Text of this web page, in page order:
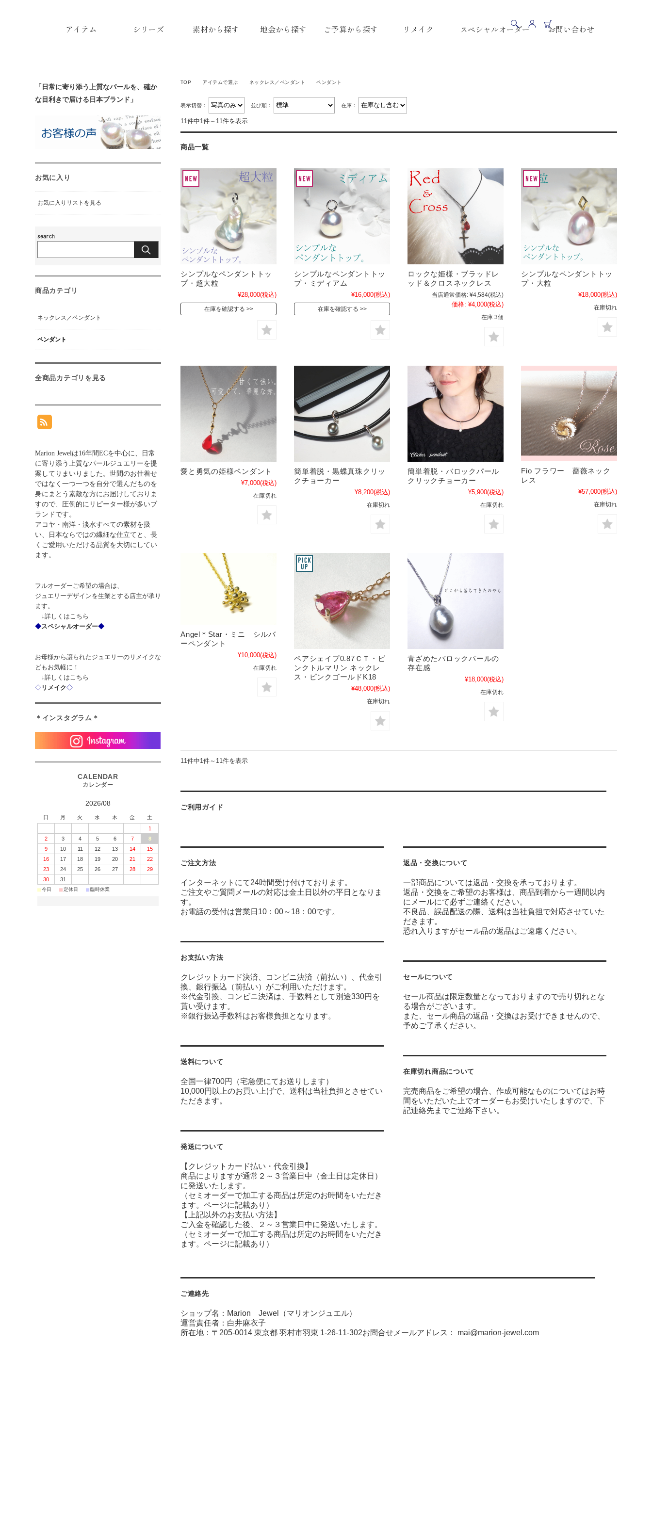
アイテム シリーズ 素材から探す 地金から探す ご予算から探す リメイク スペシャルオーダー お問い合わせ
TOP アイテムで選ぶ ネックレス／ペンダント ペンダント
表示切替： 並び順： 在庫：
11件中1件～11件を表示
商品一覧
シンプルなペンダントトッ
プ・超大粒
¥28,000(税込)
在庫を確認する
シンプルなペンダントトッ
プ・ミディアム
¥16,000(税込)
在庫を確認する
ロックな姫様・ブラッドレ
ッド＆クロスネックレス
当店通常価格: ¥4,584(税込)
価格: ¥4,000(税込)
在庫 3個
シンプルなペンダントトッ
プ・大粒
¥18,000(税込)
在庫切れ
愛と勇気の姫様ペンダント
¥7,000(税込)
在庫切れ
簡単着脱・黒蝶真珠クリッ
クチョーカー
¥8,200(税込)
在庫切れ
簡単着脱・バロックパール
クリックチョーカー
¥5,900(税込)
在庫切れ
Fio フラワー 薔薇ネック
レス
¥57,000(税込)
在庫切れ
Angel＊Star・ミニ シルバ
ーペンダント
¥10,000(税込)
在庫切れ
ペアシェイプ0.87ＣＴ・ピ
ンクトルマリン ネックレ
ス・ピンクゴールドK18
¥48,000(税込)
在庫切れ
青ざめたバロックパールの
存在感
¥18,000(税込)
在庫切れ
11件中1件～11件を表示
ご利用ガイド
ご注文方法
インターネットにて24時間受け付けております。
ご注文やご質問メールの対応は金土日以外の平日となりま
す。
お電話の受付は営業日10：00～18：00です。
お支払い方法
クレジットカード決済、コンビニ決済（前払い）、代金引
換、銀行振込（前払い）がご利用いただけます。
※代金引換、コンビニ決済は、手数料として別途330円を
貰い受けます。
※銀行振込手数料はお客様負担となります。
送料について
全国一律700円（宅急便にてお送りします）
10,000円以上のお買い上げで、送料は当社負担とさせてい
ただきます。
発送について
【クレジットカード払い・代金引換】
商品によりますが通常２～３営業日中（金土日は定休日）
に発送いたします。
（セミオーダーで加工する商品は所定のお時間をいただき
ます。ページに記載あり）
【上記以外のお支払い方法】
ご入金を確認した後、２～３営業日中に発送いたします。
（セミオーダーで加工する商品は所定のお時間をいただき
ます。ページに記載あり）
返品・交換について
一部商品については返品・交換を承っております。
返品・交換をご希望のお客様は、商品到着から一週間以内
にメールにて必ずご連絡ください。
不良品、誤品配送の際、送料は当社負担で対応させていた
だきます。
恐れ入りますがセール品の返品はご遠慮ください。
セールについて
セール商品は限定数量となっておりますので売り切れとな
る場合がございます。
また、セール商品の返品・交換はお受けできませんので、
予めご了承ください。
在庫切れ商品について
完売商品をご希望の場合、作成可能なものについてはお時
間をいただいた上でオーダーもお受けいたしますので、下
記連絡先までご連絡下さい。
ご連絡先
ショップ名：Marion Jewel（マリオンジュエル）
運営責任者：白井麻衣子
所在地：〒205-0014 東京都 羽村市羽東 1-26-11-302お問合せメールアドレス： mai@marion-jewel.com
「日常に寄り添う上質なパールを、確か
な目利きで届ける日本ブランド」
お気に入り
お気に入りリストを見る
商品カテゴリ
ネックレス／ペンダント
ペンダント
全商品カテゴリを見る
Marion Jewelは16年間ECを中心に、日常
に寄り添う上質なパールジュエリーを提
案してりまいりました。世間のお仕着せ
ではなく一つ一つを自分で選んだものを
身にまとう素敵な方にお届けしておりま
すので、圧倒的にリピーター様が多いブ
ランドです。
アコヤ・南洋・淡水すべての素材を扱
い、日本ならではの繊細な仕立てと、長
くご愛用いただける品質を大切にしてい
ます。
フルオーダーご希望の場合は、
ジュエリーデザインを生業とする店主が承り
ます。
↓詳しくはこちら
◆スペシャルオーダー◆
お母様から譲られたジュエリーのリメイクな
どもお気軽に！
↓詳しくはこちら
◇ リメイク◇
＊インスタグラム＊
2026/08
日 月 火 水 木 金
土
1
2
3 4 5 6 7
8
9
10 11 12 13 14
15
16
17 18 19 20 21
22
23
24 25 26 27 28
29
30
31
■今日 ■定休日 ■臨時休業